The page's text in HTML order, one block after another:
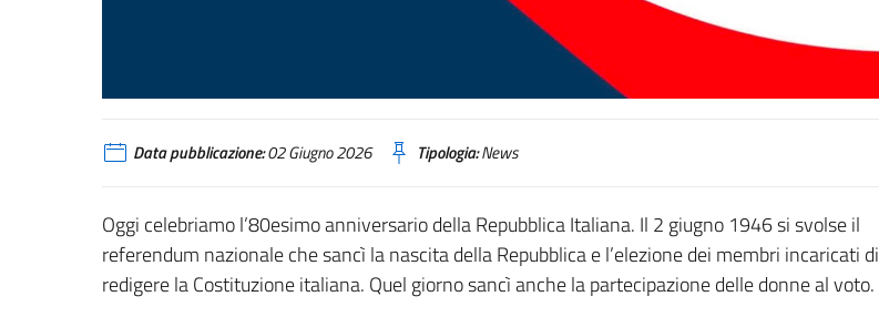
Data pubblicazione:02 Giugno 2026 Tipologia:News
Oggi celebriamo l’80esimo anniversario della Repubblica Italiana. Il 2 giugno 1946 si svolse il
referendum nazionale che sancì la nascita della Repubblica e l’elezione dei membri incaricati di
redigere la Costituzione italiana. Quel giorno sancì anche la partecipazione delle donne al voto.